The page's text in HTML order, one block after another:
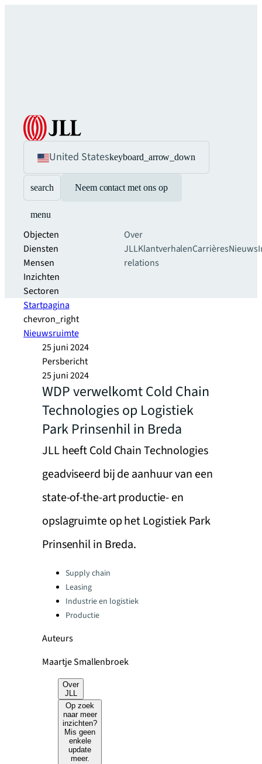
United Stateskeyboard_arrow_down
search Neem contact met ons op
menu
Objecten
Diensten
Mensen
Inzichten
Sectoren
Over
JLLKlantverhalenCarrièresNieuws
relations
Startpagina
chevron_right
Nieuwsruimte
25 juni 2024
Persbericht
25 juni 2024
WDP verwelkomt Cold Chain
Technologies op Logistiek
Park Prinsenhil in Breda
JLL heeft Cold Chain Technologies
geadviseerd bij de aanhuur van een
state-of-the-art productie- en
opslagruimte op het Logistiek Park
Prinsenhil in Breda.
Categories:Supply chain
Leasing
Industrie en logistiek
Productie
Auteurs
Maartje Smallenbroek
Over
JLL
Op zoek
naar meer
inzichten?
Mis geen
enkele
update
meer.